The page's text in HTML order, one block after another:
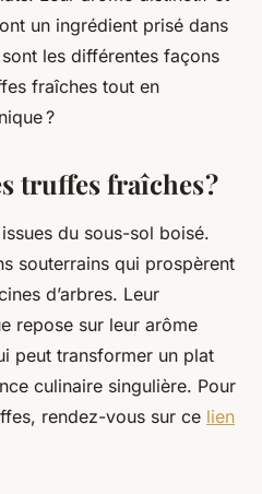
un ingrédient prisé dans
les différentes façons
fraîches tout en
?
truffes fraîches ?
du sous-sol boisé.
souterrains qui prospèrent
d’arbres. Leur
repose sur leur arôme
peut transformer un plat
culinaire singulière. Pour
rendez-vous sur ce lien